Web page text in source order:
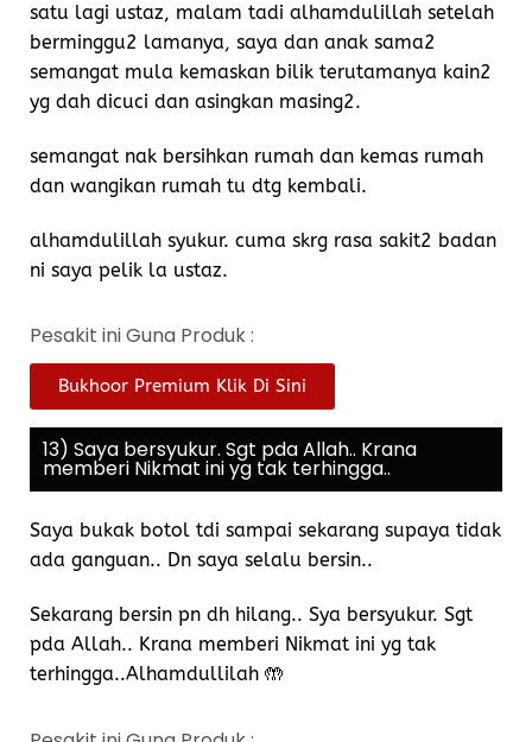
satu lagi ustaz, malam tadi alhamdulillah setelah
berminggu2 lamanya, saya dan anak sama2
semangat mula kemaskan bilik terutamanya kain2
yg dah dicuci dan asingkan masing2.
semangat nak bersihkan rumah dan kemas rumah
dan wangikan rumah tu dtg kembali.
alhamdulillah syukur. cuma skrg rasa sakit2 badan
ni saya pelik la ustaz.
Pesakit ini Guna Produk :
Bukhoor Premium Klik Di Sini
13) Saya bersyukur. Sgt pda Allah.. Krana
memberi Nikmat ini yg tak terhingga..
Saya bukak botol tdi sampai sekarang supaya tidak
ada ganguan.. Dn saya selalu bersin..
Sekarang bersin pn dh hilang.. Sya bersyukur. Sgt
pda Allah.. Krana memberi Nikmat ini yg tak
terhingga..Alhamdullilah 🤲